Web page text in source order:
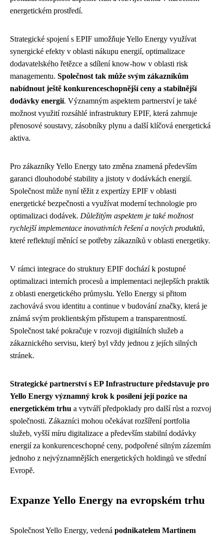
energetickém prostředí.
Strategické spojení s EPIF umožňuje Yello Energy využívat
synergické efekty v oblasti nákupu energií, optimalizace
dodavatelského řetězce a sdílení know-how v oblasti risk
managementu. Společnost tak může svým zákazníkům
nabídnout ještě konkurenceschopnější ceny a stabilnější
dodávky energií. Významným aspektem partnerství je také
možnost využití rozsáhlé infrastruktury EPIF, která zahrnuje
přenosové soustavy, zásobníky plynu a další klíčová energetická
aktiva.
Pro zákazníky Yello Energy tato změna znamená především
garanci dlouhodobé stability a jistoty v dodávkách energií.
Společnost může nyní těžit z expertízy EPIF v oblasti
energetické bezpečnosti a využívat moderní technologie pro
optimalizaci dodávek. Důležitým aspektem je také možnost
rychlejší implementace inovativních řešení a nových produktů,
které reflektují měnící se potřeby zákazníků v oblasti energetiky.
V rámci integrace do struktury EPIF dochází k postupné
optimalizaci interních procesů a implementaci nejlepších praktik
z oblasti energetického průmyslu. Yello Energy si přitom
zachovává svou identitu a continue v budování značky, která je
známá svým proklientským přístupem a transparentností.
Společnost také pokračuje v rozvoji digitálních služeb a
zákaznického servisu, který byl vždy jednou z jejích silných
stránek.
Strategické partnerství s EP Infrastructure představuje pro
Yello Energy významný krok k posílení její pozice na
energetickém trhu a vytváří předpoklady pro další růst a rozvoj
společnosti. Zákazníci mohou očekávat rozšíření portfolia
služeb, vyšší míru digitalizace a především stabilní dodávky
energií za konkurenceschopné ceny, podpořené silným zázemím
jednoho z nejvýznamnějších energetických holdingů ve střední
Evropě.
Expanze Yello Energy na evropském trhu
Společnost Yello Energy, vedená podnikatelem Martinem